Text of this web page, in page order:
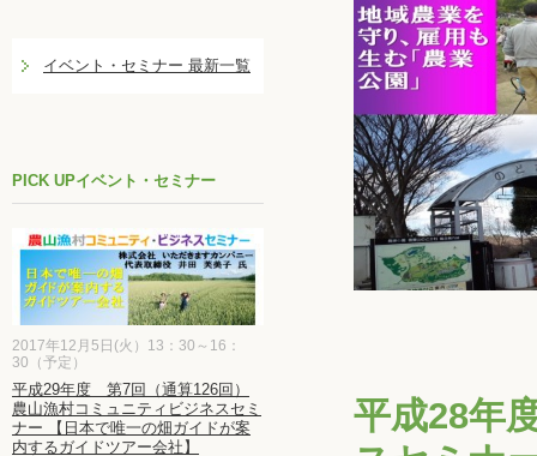
平成28年
イベント・セミナー 最新一覧
PICK UPイベント・セミナー
2017年12月5日(火）13：30～16：
30（予定）
平成29年度 第7回（通算126回）
農山漁村コミュニティビジネスセミ
ナー 【日本で唯一の畑ガイドが案
内するガイドツアー会社】